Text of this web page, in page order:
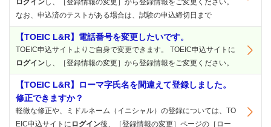
なお、申込済のテストがある場合は、試験の申込締切日まで
【TOEIC L&R】電話番号を変更したいです。
TOEIC申込サイトよりご自身で変更できます。 TOEIC申込サイトに
ログインし、［登録情報の変更］から登録情報をご変更ください。
【TOEIC L&R】ローマ字氏名を間違えて登録しました。
修正できますか？
軽微な修正や、ミドルネーム（イニシャル）の登録については、TO
EIC申込サイトに ログイン後、［登録情報の変更］ページの［ロー